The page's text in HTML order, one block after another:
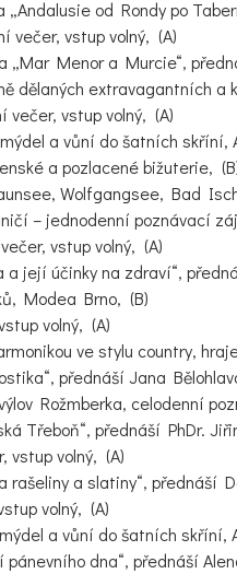
od Rondy po
vstup volný, (A)
Menor a Murcie“,
extravagantních a
vstup volný, (A)
a vůní do šatních skříní,
a pozlacené bižuterie,
Wolfgangsee, Bad
– jednodenní poznávací
vstup volný, (A)
účinky na zdraví“,
Modea Brno, (B)
volný, (A)
ve stylu country,
přednáší Jana
Rožmberka, celodenní
Třeboň“, přednáší PhDr.
volný, (A)
a slatiny“, přednáší
volný, (A)
a vůní do šatních skříní,
dna“, přednáší